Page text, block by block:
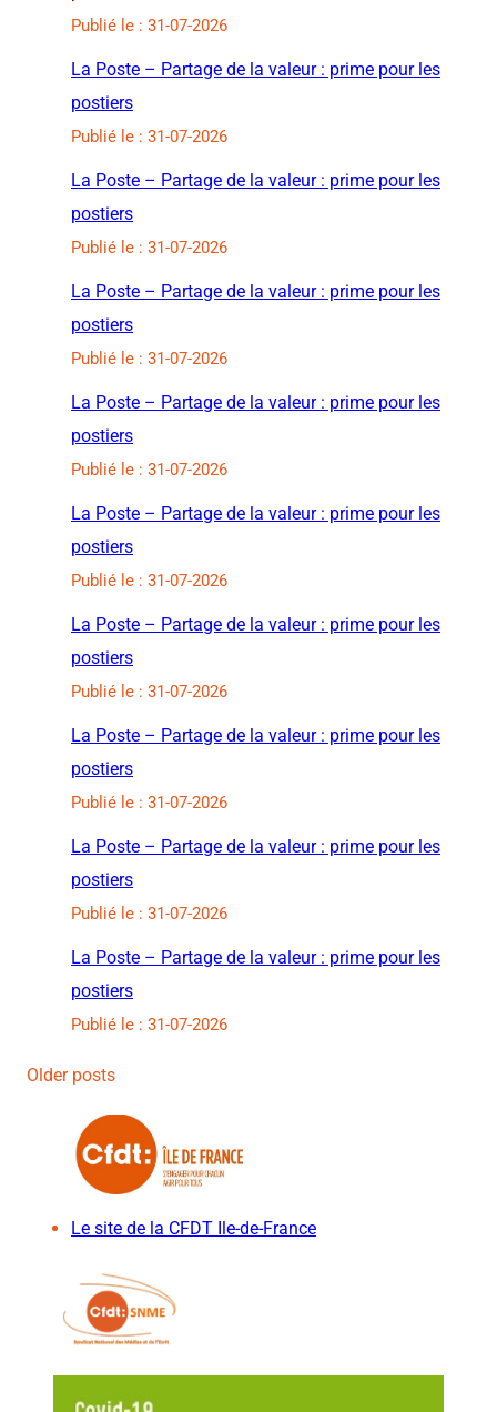
Publié le : 31-07-2026
La Poste – Partage de la valeur : prime pour les
postiers
Publié le : 31-07-2026
La Poste – Partage de la valeur : prime pour les
postiers
Publié le : 31-07-2026
La Poste – Partage de la valeur : prime pour les
postiers
Publié le : 31-07-2026
La Poste – Partage de la valeur : prime pour les
postiers
Publié le : 31-07-2026
La Poste – Partage de la valeur : prime pour les
postiers
Publié le : 31-07-2026
La Poste – Partage de la valeur : prime pour les
postiers
Publié le : 31-07-2026
La Poste – Partage de la valeur : prime pour les
postiers
Publié le : 31-07-2026
La Poste – Partage de la valeur : prime pour les
postiers
Publié le : 31-07-2026
La Poste – Partage de la valeur : prime pour les
postiers
Publié le : 31-07-2026
Older posts
Le site de la CFDT Ile-de-France